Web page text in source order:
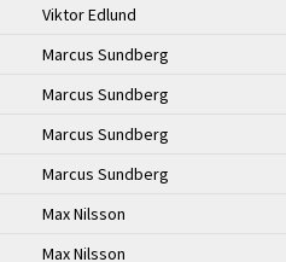
Viktor Edlund
Marcus Sundberg
Marcus Sundberg
Marcus Sundberg
Marcus Sundberg
Max Nilsson
Max Nilsson